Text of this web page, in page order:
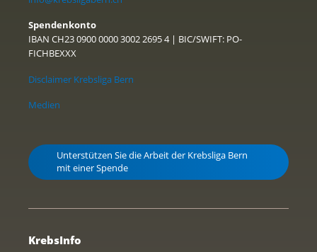
Spendenkonto
IBAN CH23 0900 0000 3002 2695 4 | BIC/SWIFT: PO-
FICHBEXXX
Disclaimer Krebsliga Bern
Medien
Unterstützen Sie die Arbeit der Krebsliga Bern
mit einer Spende
KrebsInfo